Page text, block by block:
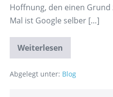
Hoffnung, den einen Grund
Mal ist Google selber […]
Weiterlesen
Abgelegt unter: Blog